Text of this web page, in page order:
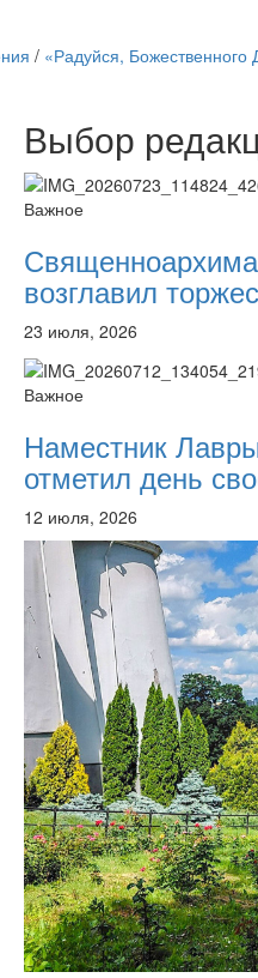
трансляции
2015
2015Название
2015
2015Название
2015Название
Название
2015Название
архиву
/ «Радуйся,
Выбор
Важное
возглавил
23 июля, 2026
Важное
Наместник
отметил день
12 июля, 2026